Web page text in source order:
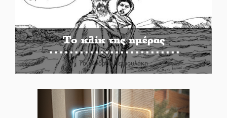
Το κλίκ της ημέρας
Του Ανδρέα Πετρουλάκη